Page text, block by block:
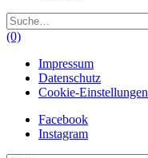
Suche
(0)
Impressum
Datenschutz
Cookie-Einstellungen
Facebook
Instagram